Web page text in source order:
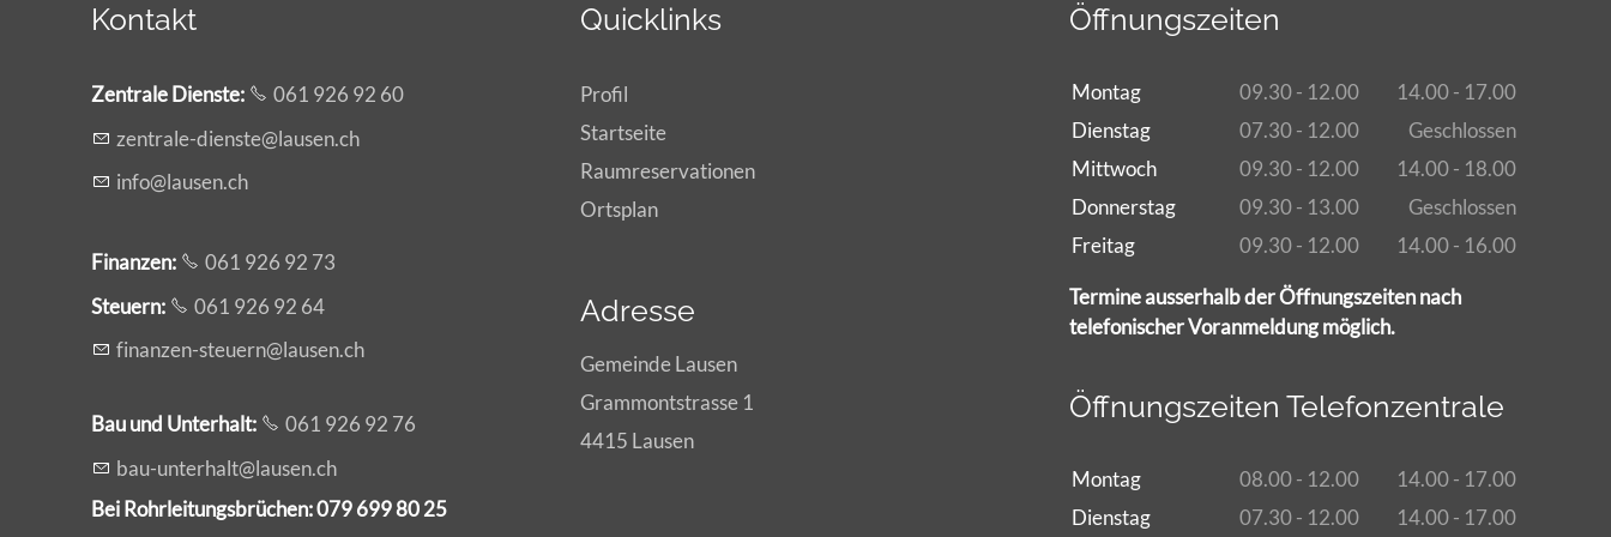
Kontakt
Zentrale Dienste:
061 926 92 60
z ntr l -d nst l s nch
nf
l s nch
Finanzen:
061 926 92 73
Steuern:
061 926 92 64
f n nz n-st rn l s nch
Bau und Unterhalt:
061 926 92 76
b
- nt rh lt l s nch
Bei Rohrleitungsbrüchen: 079 699 80 25
Quicklinks
Profil
Startseite
Raumreservationen
Ortsplan
Adresse
Gemeinde Lausen
Grammontstrasse 1
4415 Lausen
Öffnungszeiten
Montag 09.30 - 12.00
14.00 - 17.00
Dienstag
07.30 - 12.00
Geschlossen
Mittwoch
09.30 - 12.00
14.00 - 18.00
Donnerstag
09.30 - 13.00
Geschlossen
Freitag
09.30 - 12.00 14.00 - 16.00
Termine ausserhalb der Öffnungszeiten nach
telefonischer Voranmeldung möglich.
Öffnungszeiten Telefonzentrale
Montag 08.00 - 12.00
14.00 - 17.00
Dienstag
07.30 - 12.00 14.00 - 17.00